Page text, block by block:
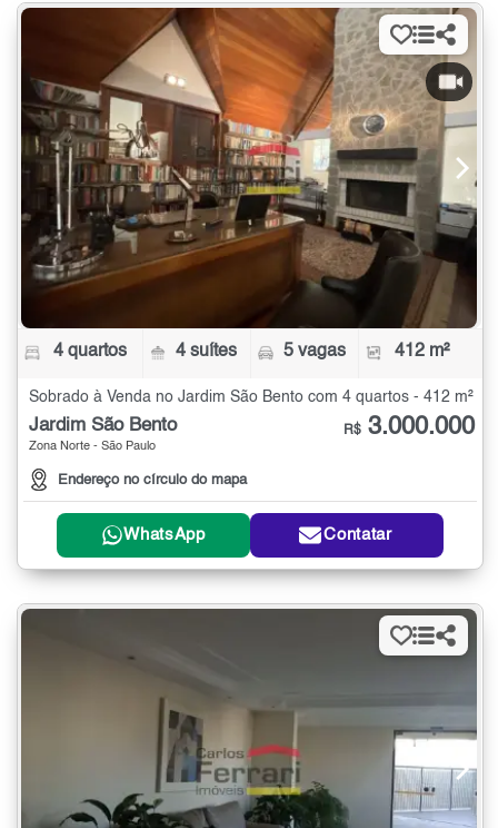
4 quartos 4 suítes 5 vagas 412 m²
Sobrado à Venda no Jardim São Bento com 4 quartos - 412 m²
Jardim São Bento
Zona Norte - São Paulo
Endereço no círculo do mapa
R$ 3.000.000
WhatsApp Contatar